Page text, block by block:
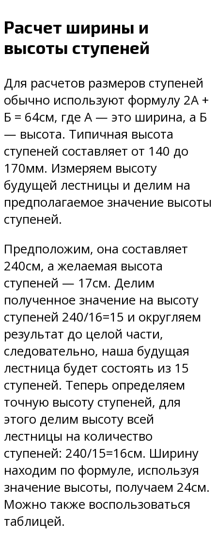
Расчет ширины и
высоты ступеней
Для расчетов размеров ступеней
обычно используют формулу 2А +
Б = 64см, где А — это ширина, а Б
— высота. Типичная высота
ступеней составляет от 140 до
170мм. Измеряем высоту
будущей лестницы и делим на
предполагаемое значение высоты
ступеней.
Предположим, она составляет
240см, а желаемая высота
ступеней — 17см. Делим
полученное значение на высоту
ступеней 240/16=15 и округляем
результат до целой части,
следовательно, наша будущая
лестница будет состоять из 15
ступеней. Теперь определяем
точную высоту ступеней, для
этого делим высоту всей
лестницы на количество
ступеней: 240/15=16см. Ширину
находим по формуле, используя
значение высоты, получаем 24см.
Можно также воспользоваться
таблицей.